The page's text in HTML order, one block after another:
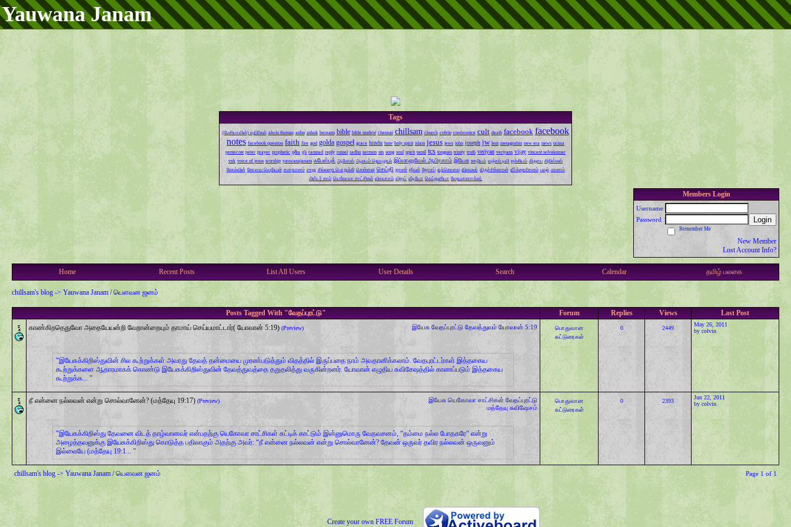
Yauwana Janam
Tags
(மேசியாவின்) எதிரிகள் alwin thomas anbu ashok bereans bible bible student chennai chillsam church colvin conference cult death facebook facebook
notes facebook question faith fire god golda gospel grace hindu hmv holy spirit islam jesus jews john joseph jw lent metagoshin new era news orissa
pentecost peter prayer prophetic q&a q's ramnad reply russel sadhu sermon sin song soul spirit tamil tcs tongues trinity truth veriyan veriyans vijay vincent selvakumar
vnk voice of jesus worship yauwanajanam ஃபேஸ்புக் ஆமோஸ் ஆலயம் தொழுதல் இம்மானுவேல் ஆபிரகாம் இயேசு ஊழியம் ஏஞ்சல் டிவி ஐக்கியம் கிருபை கிறிஸ்மஸ்
கோல்வின் கோவை வெறியன் சமாதானம் சாது சில்லறை பொறுக்கி சென்னை செய்தி ஜாண் ஜீவன் ஜோசப் தற்கொலை தினமலர் திருச்சிக்காரன் தீர்க்கதரிசனம் பவுல் மரணம்
மிஸ்டர் காம் யெகோவா சாட்சிகள் விசுவாசம் விஜய் வீடியோ வெப்துனியா வேதமாணாக்கர்
Members Login
Username
Password
Login
Remember Me
New Member
Lost Account Info?
Home Recent Posts List All Users User Details Search Calendar தமிழ் பலகை
chillsam's blog -> Yauwana Janam / யௌவன ஜனம்
Posts Tagged With "வேதப்புரட்டு" Forum Replies Views Last Post
இயேசு வேதப்புரட்டு தேவத்துவம் யோவான் 5:19
காண்கிறதெதுவோ அதையேயன்றி வேறான்றையும் தாமாய் செய்யமாட்டார்( யோவான் 5:19) (Preview)
பொதுவான
கட்டுரைகள்
0 2449
May 26, 2011
by colvin
இயேசுக்கிறிஸ்துவின் சில கூற்றுக்கள் அவரது தேவத் தன்மையை முரண்படுத்தும் விதத்தில் இருப்பதை நாம் அவதானிக்கலாம். வேதபுரட்டர்கள் இத்தகைய
கூற்றுக்களை ஆதாரமாகக் கொண்டு இயேசுக்கிறிஸ்துவின் தேவத்துவத்தை தறுதலித்து வருகின்றனர். யோவான் எழுதிய சுவிசேஷத்தில் காணப்படும் இத்தகைய
கூற்றுக்க...
இயேசு யெகோவா சாட்சிகள் வேதப்புரட்டு
மத்தேயு சுவிஷேசம்
நீ என்னை நல்லவன் என்று சொல்வானேன்? (மத்தேயு 19:17) (Preview)
பொதுவான
கட்டுரைகள்
0 2393
Jun 22, 2011
by colvin
இயேசுக்கிறிஸ்து தேவனை விடத் தாழ்வானவர் என்பதற்கு யெகோவா சாட்சிகள் சுட்டிக் காட்டும் இன்னுமொரு வேதவசனம், “தம்மை நல்ல போதகரே“ என்று
அழைத்தவனுக்கு இயேசுக்கிறிஸ்து கொடுத்த பதிலாகும் அதற்கு அவர்: “நீ என்னை நல்லவன் என்று சொல்வானேன்? தேவன் ஒருவர் தவிர நல்லவன் ஒருவனும்
இல்லையே (மத்தேயு 19:1...
chillsam's blog -> Yauwana Janam / யௌவன ஜனம் Page 1 of 1
Create your own FREE Forum